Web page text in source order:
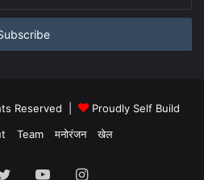
Reserved |
Proudly Self Build
Team मनोरंजन खेल
TwitterYouTubeInstagram